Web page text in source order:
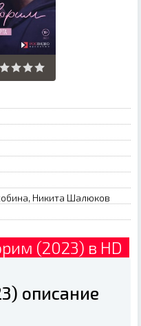
Никита Шалюков
(2023) в HD
описание